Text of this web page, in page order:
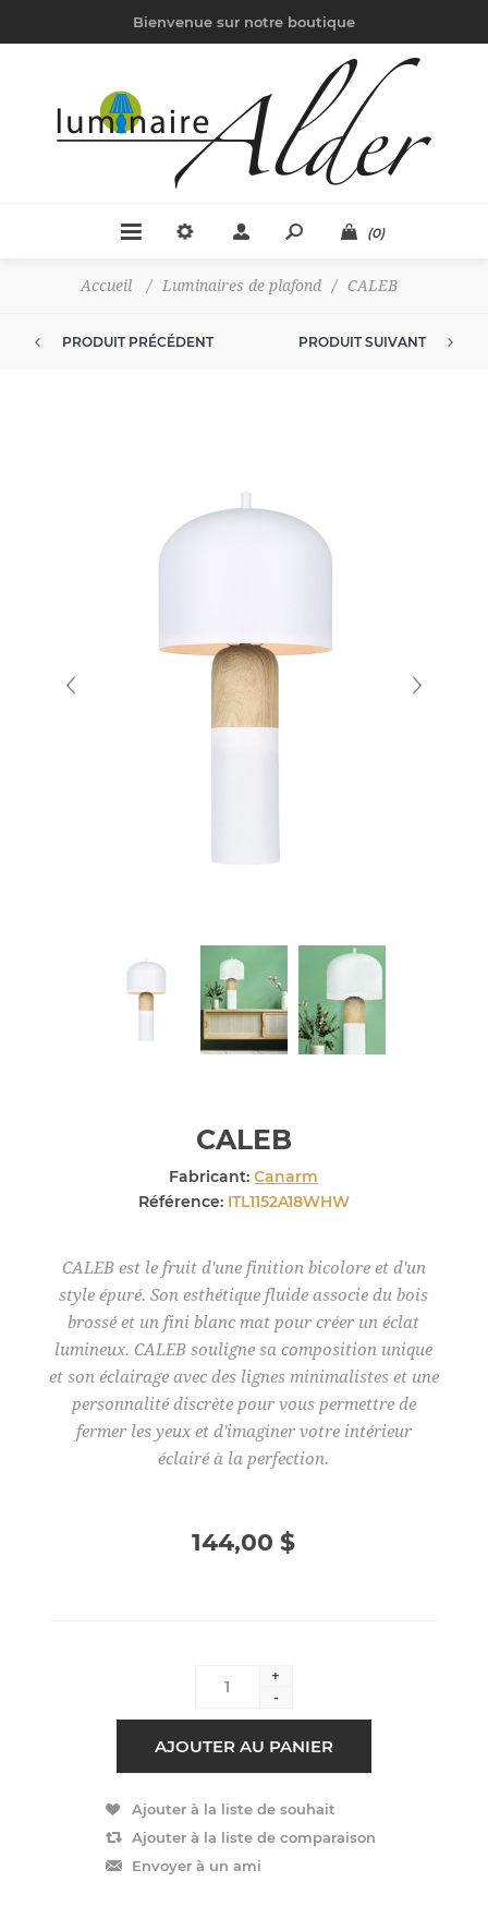
Bienvenue sur notre boutique
(0)
Accueil / Luminaires de plafond / CALEB
PRODUIT PRÉCÉDENT PRODUIT SUIVANT
CALEB
Fabricant: Canarm
Référence: ITL1152A18WHW
CALEB est le fruit d'une finition bicolore et d'un
style épuré. Son esthétique fluide associe du bois
brossé et un fini blanc mat pour créer un éclat
lumineux. CALEB souligne sa composition unique
et son éclairage avec des lignes minimalistes et une
personnalité discrète pour vous permettre de
fermer les yeux et d'imaginer votre intérieur
éclairé à la perfection.
144,00 $
+
-